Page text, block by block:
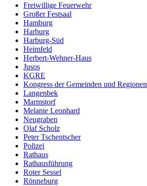
Freiwillige Feuerwehr
Großer Festsaal
Hamburg
Harburg
Harburg-Süd
Heimfeld
Herbert-Wehner-Haus
Jusos
KGRE
Kongress der Gemeinden und Regionen
Langenbek
Marmstorf
Melanie Leonhard
Neugraben
Olaf Scholz
Peter Tschentscher
Polizei
Rathaus
Rathausführung
Roter Sessel
Rönneburg